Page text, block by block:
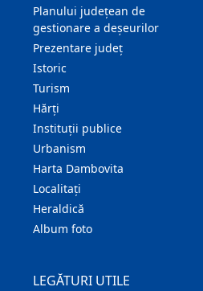
Planului județean de
gestionare a deșeurilor
Prezentare judeţ
Istoric
Turism
Hărţi
Instituţii publice
Urbanism
Harta Dambovita
Localitaţi
Heraldică
Album foto
LEGĂTURI UTILE